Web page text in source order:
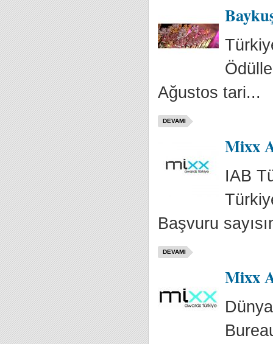
Ağustos tari...
DEVAMI
Mixx
IAB
Başvuru
DEVAMI
Mixx